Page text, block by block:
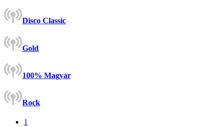
Disco Classic
Gold
100% Magyar
Rock
1